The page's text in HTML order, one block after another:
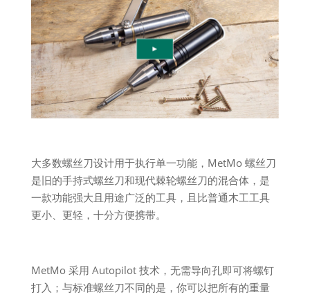
大多数螺丝刀设计用于执行单一功能，MetMo 螺丝刀
是旧的手持式螺丝刀和现代棘轮螺丝刀的混合体，是
一款功能强大且用途广泛的工具，且比普通木工工具
更小、更轻，十分方便携带。
MetMo 采用 Autopilot 技术，无需导向孔即可将螺钉
打入；与标准螺丝刀不同的是，你可以把所有的重量